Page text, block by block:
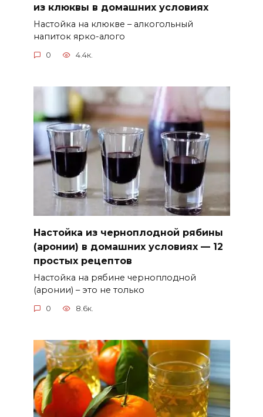
из клюквы в домашних условиях
Настойка на клюкве – алкогольный
напиток ярко-алого
0 4.4к.
Настойка из черноплодной рябины
(аронии) в домашних условиях — 12
простых рецептов
Настойка на рябине черноплодной
(аронии) – это не только
0 8.6к.